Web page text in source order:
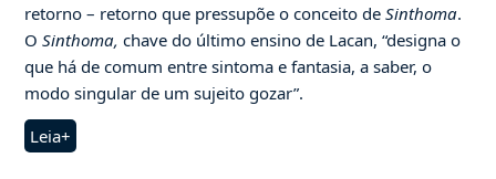
retorno – retorno que pressupõe o conceito deSinthoma.
OSinthoma,chave do último ensino de Lacan, “designa o
que há de comum entre sintoma e fantasia, a saber, o
modo singular de um sujeito gozar”.
Leia+